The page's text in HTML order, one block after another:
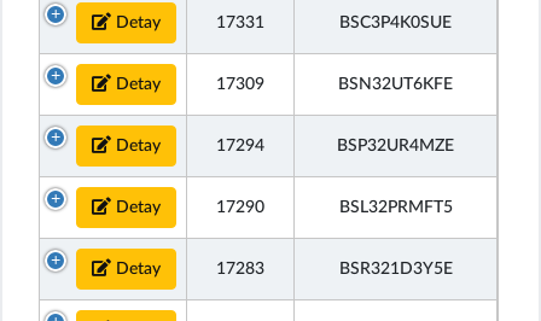
Detay 17331 BSC3P4K0SUE
Detay 17309 BSN32UT6KFE
Detay 17294 BSP32UR4MZE
Detay 17290 BSL32PRMFT5
Detay 17283 BSR321D3Y5E